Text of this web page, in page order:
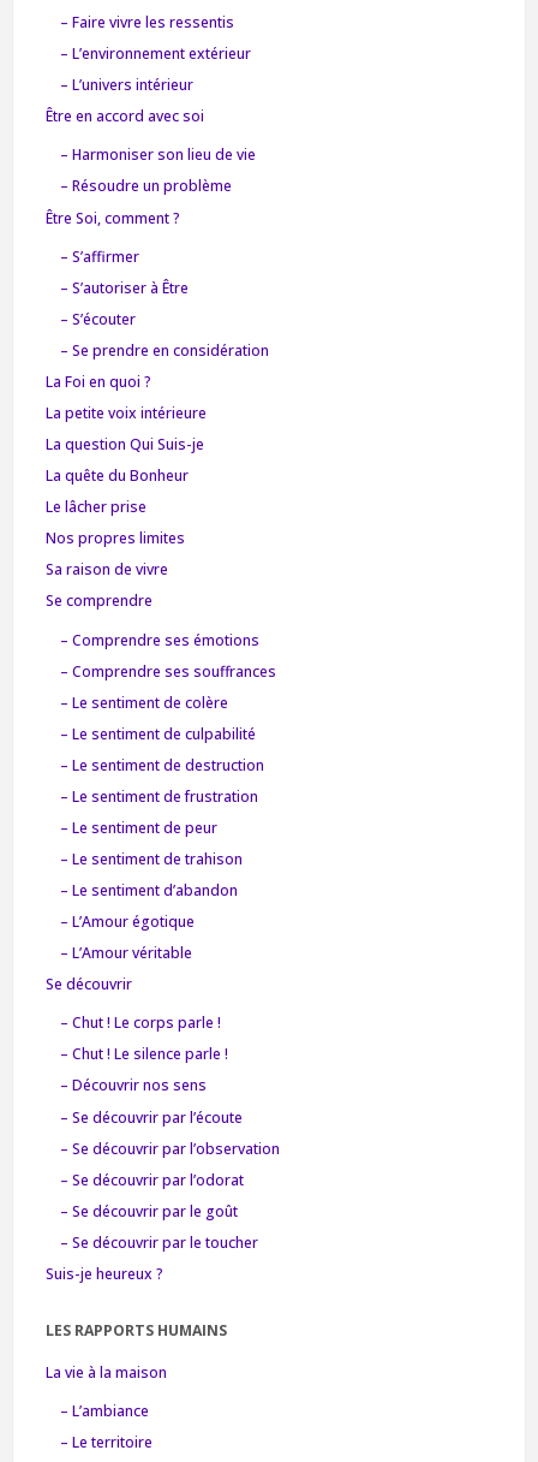
– Faire vivre les ressentis
– L’environnement extérieur
– L’univers intérieur
Être en accord avec soi
– Harmoniser son lieu de vie
– Résoudre un problème
Être Soi, comment ?
– S’affirmer
– S’autoriser à Être
– S’écouter
– Se prendre en considération
La Foi en quoi ?
La petite voix intérieure
La question Qui Suis-je
La quête du Bonheur
Le lâcher prise
Nos propres limites
Sa raison de vivre
Se comprendre
– Comprendre ses émotions
– Comprendre ses souffrances
– Le sentiment de colère
– Le sentiment de culpabilité
– Le sentiment de destruction
– Le sentiment de frustration
– Le sentiment de peur
– Le sentiment de trahison
– Le sentiment d’abandon
– L’Amour égotique
– L’Amour véritable
Se découvrir
– Chut ! Le corps parle !
– Chut ! Le silence parle !
– Découvrir nos sens
– Se découvrir par l’écoute
– Se découvrir par l’observation
– Se découvrir par l’odorat
– Se découvrir par le goût
– Se découvrir par le toucher
Suis-je heureux ?
LES RAPPORTS HUMAINS
La vie à la maison
– L’ambiance
– Le territoire